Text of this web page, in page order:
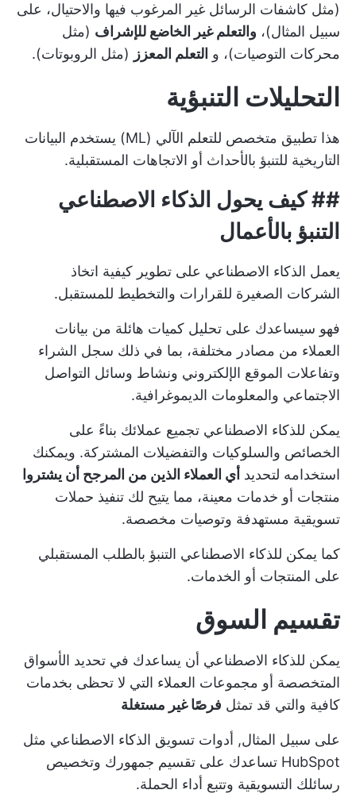
(مثل كاشفات الرسائل غير المرغوب فيها والاحتيال، على
سبيل المثال)، والتعلم غير الخاضع للإشراف (مثل
محركات التوصيات)، و التعلم المعزز (مثل الروبوتات).
التحليلات التنبؤية
هذا تطبيق متخصص للتعلم الآلي (ML) يستخدم البيانات
التاريخية للتنبؤ بالأحداث أو الاتجاهات المستقبلية.
##كيف يحول الذكاء الاصطناعي
التنبؤ بالأعمال
يعمل الذكاء الاصطناعي على تطوير كيفية اتخاذ
الشركات الصغيرة للقرارات والتخطيط للمستقبل.
فهو سيساعدك على تحليل كميات هائلة من بيانات
العملاء من مصادر مختلفة، بما في ذلك سجل الشراء
وتفاعلات الموقع الإلكتروني ونشاط وسائل التواصل
الاجتماعي والمعلومات الديموغرافية.
يمكن للذكاء الاصطناعي تجميع عملائك بناءً على
الخصائص والسلوكيات والتفضيلات المشتركة. ويمكنك
استخدامه لتحديد أي العملاء الذين من المرجح أن يشتروا
منتجات أو خدمات معينة، مما يتيح لك تنفيذ حملات
تسويقية مستهدفة وتوصيات مخصصة.
كما يمكن للذكاء الاصطناعي التنبؤ بالطلب المستقبلي
على المنتجات أو الخدمات.
تقسيم السوق
يمكن للذكاء الاصطناعي أن يساعدك في تحديد الأسواق
المتخصصة أو مجموعات العملاء التي لا تحظى بخدمات
كافية والتي قد تمثل فرصًا غير مستغلة
على سبيل المثال, أدوات تسويق الذكاء الاصطناعي مثل
HubSpot تساعدك على تقسيم جمهورك وتخصيص
رسائلك التسويقية وتتبع أداء الحملة.